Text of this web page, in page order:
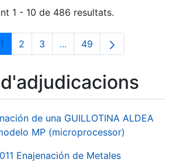
1 - 10 de 486 resultats.
Pàgina
1 Pàgina
2 Pàgina
3 ...Pàgines intermèdies
Pàgina
49
de una GUILLOTINA ALDEA
MP (microprocessor)
Enajenación de Metales